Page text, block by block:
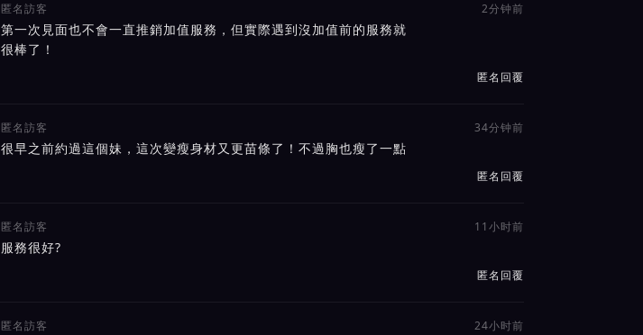
匿名訪客 2分钟前
第一次見面也不會一直推銷加值服務，但實際遇到沒加值前的服務就
很棒了！
匿名回覆
匿名訪客 34分钟前
很早之前約過這個妹，這次變瘦身材又更苗條了！不過胸也瘦了一點
匿名回覆
匿名訪客 11小时前
服務很好?
匿名回覆
匿名訪客 24小时前